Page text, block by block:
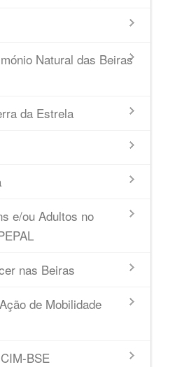
Natural das Beiras
da Estrela
e/ou Adultos no
nas Beiras
de Mobilidade
BSE